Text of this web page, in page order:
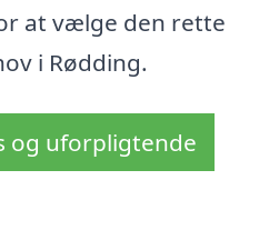
at vælge den rette
i Rødding.
og uforpligtende